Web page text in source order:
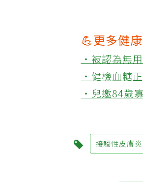
💪更多健
‧被認為無
‧健檢血糖
‧兒邀84歲
接觸性皮膚炎